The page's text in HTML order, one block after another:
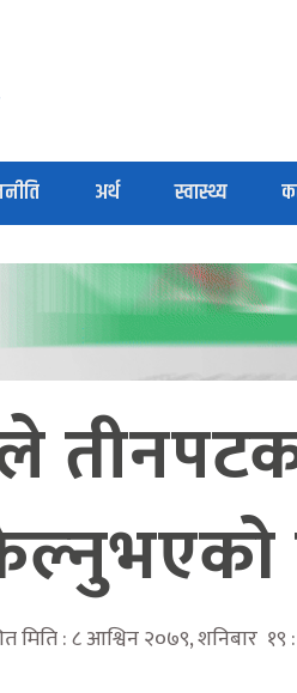
अर्थ स्वास्थ्य
मिति : ८ आश्विन २०७९, शनिबार